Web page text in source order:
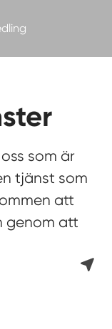
som är
tjänst som
att
genom att